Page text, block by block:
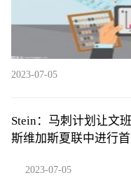
2023-07-05
Stein：马刺计划让文
斯维加斯夏联中进行
2023-07-05